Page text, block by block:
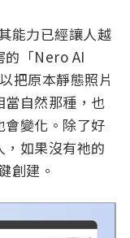
能力已經讓人越
的「Nero AI
把原本靜態照片
自然那種，也
變化。除了好
如果沒有祂的
創建。